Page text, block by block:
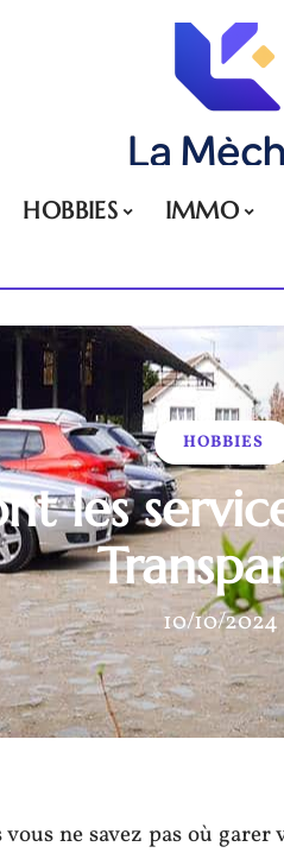
HOBBIES IMMO
HOBBIES
les
10/10/2024
ne savez pas où garer